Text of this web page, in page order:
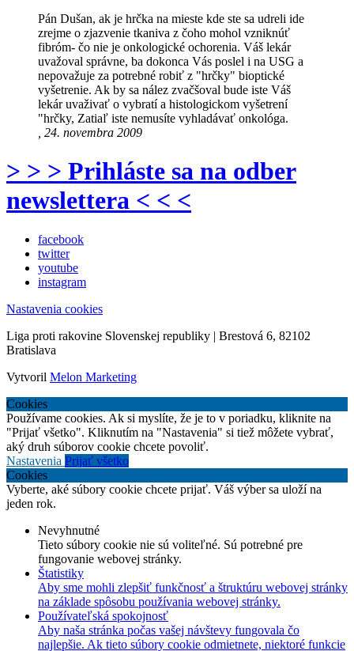
Pán Dušan, ak je hrčka na mieste kde ste sa udreli ide
zrejme o zjazvenie tkaniva z čoho mohol vzniknúť
fibróm- čo nie je onkologické ochorenia. Váš lekár
uvažoval správne, ba dokonca Vás poslel i na USG a
nepovažuje za potrebné robiť z "hrčky" bioptické
vyšetrenie. Ak by sa nález zvačšoval bude iste Váš
lekár uvaživať o vybratí a histologickom vyšetrení
"hrčky, Zatiaľ iste nemusíte vyhladávať onkológa.
, 24. novembra 2009
> > > Prihláste sa na odber
newslettera < < <
facebook
twitter
youtube
instagram
Nastavenia cookies
Liga proti rakovine Slovenskej republiky | Brestová 6, 82102
Bratislava
Vytvoril Melon Marketing
Cookies
Používame cookies. Ak si myslíte, že je to v poriadku, kliknite na
"Prijať všetko". Kliknutím na "Nastavenia" si tiež môžete vybrať,
aký druh súborov cookie chcete povoliť.
Nastavenia Prijať všetko
Cookies
Vyberte, aké súbory cookie chcete prijať. Váš výber sa uloží na
jeden rok.
Nevyhnutné
Tieto súbory cookie nie sú voliteľné. Sú potrebné pre
fungovanie webovej stránky.
Štatistiky
Aby sme mohli zlepšiť funkčnosť a štruktúru webovej stránky
na základe spôsobu používania webovej stránky.
Používateľská spokojnosť
Aby naša stránka počas vašej návštevy fungovala čo
najlepšie. Ak tieto súbory cookie odmietnete, niektoré funkcie